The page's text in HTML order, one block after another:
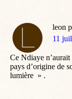
leon
dit
11
Ce Ndiaye n’aurait
pays d’origine de
lumière » .